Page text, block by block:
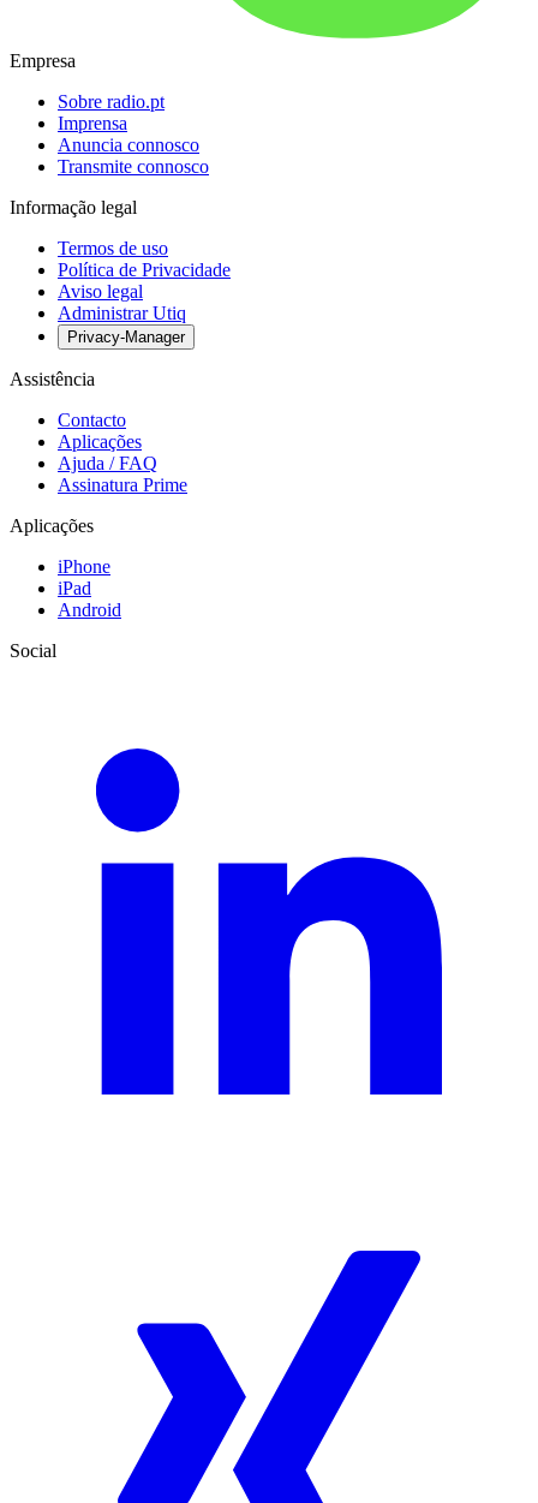
Empresa
Sobre radio.pt
Imprensa
Anuncia connosco
Transmite connosco
Informação legal
Termos de uso
Política de Privacidade
Aviso legal
Administrar Utiq
Privacy-Manager
Assistência
Contacto
Aplicações
Ajuda / FAQ
Assinatura Prime
Aplicações
iPhone
iPad
Android
Social